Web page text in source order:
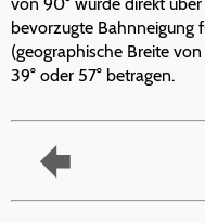
von 90° würde direkt
bevorzugte Bahnneigung
(geographische Breite
39° oder 57° betragen.